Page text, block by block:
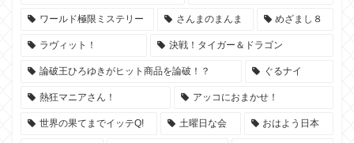
ワールド極限ミステリー さんまのまんま めざまし８
ラヴィット！ 決戦！タイガー＆ドラゴン
論破王ひろゆきがヒット商品を論破！？ ぐるナイ
熱狂マニアさん！ アッコにおまかせ！
世界の果てまでイッテQ! 土曜日な会 おはよう日本